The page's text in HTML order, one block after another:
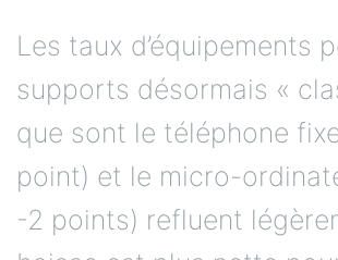
Les taux d’équipements
supports désormais «
que sont le téléphone
point) et le micro-
-2 points) refluent